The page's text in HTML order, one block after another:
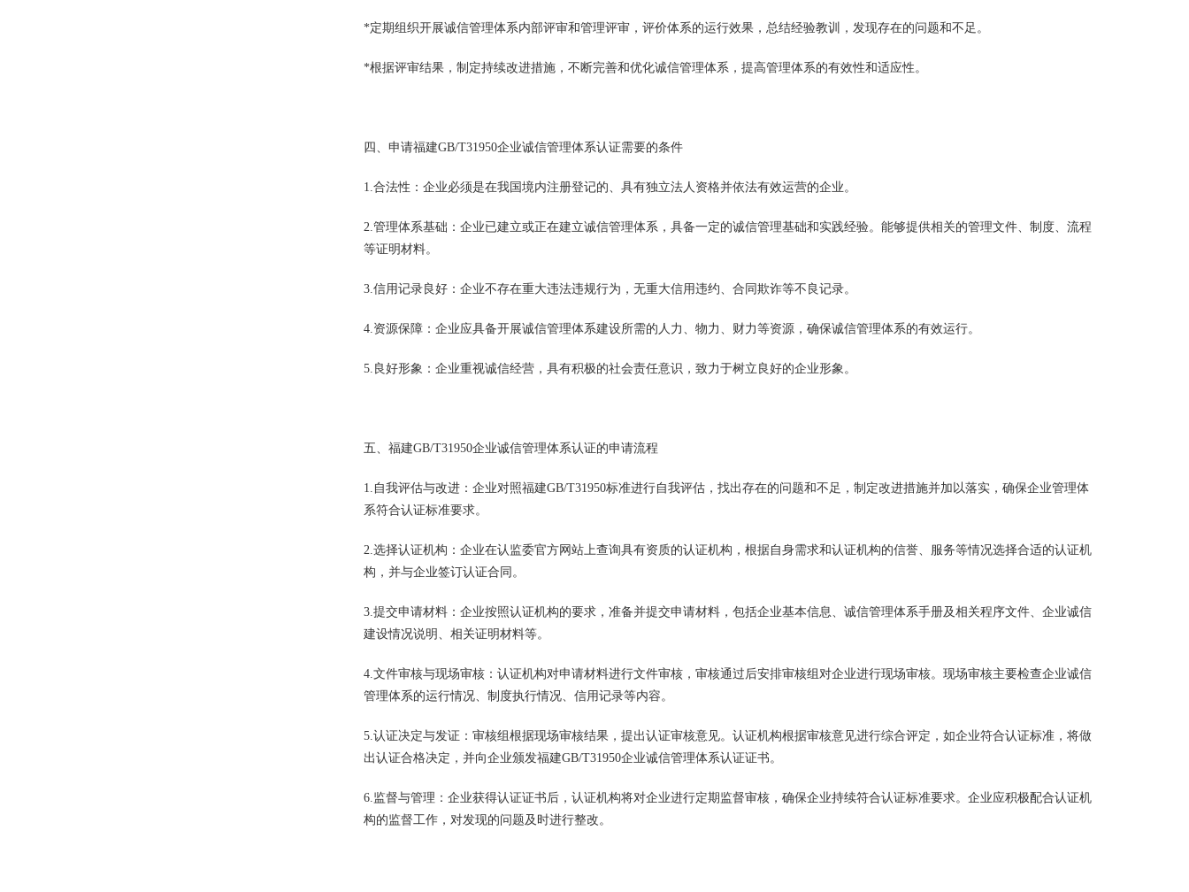
*定期组织开展诚信管理体系内部评审和管理评审，评价体系的运行效果，总结经验教训，发现存在的问题和不足。
*根据评审结果，制定持续改进措施，不断完善和优化诚信管理体系，提高管理体系的有效性和适应性。
四、申请福建GB/T31950企业诚信管理体系认证需要的条件
1.合法性：企业必须是在我国境内注册登记的、具有独立法人资格并依法有效运营的企业。
2.管理体系基础：企业已建立或正在建立诚信管理体系，具备一定的诚信管理基础和实践经验。能够提供相关的管理文件、制度、流程
等证明材料。
3.信用记录良好：企业不存在重大违法违规行为，无重大信用违约、合同欺诈等不良记录。
4.资源保障：企业应具备开展诚信管理体系建设所需的人力、物力、财力等资源，确保诚信管理体系的有效运行。
5.良好形象：企业重视诚信经营，具有积极的社会责任意识，致力于树立良好的企业形象。
五、福建GB/T31950企业诚信管理体系认证的申请流程
1.自我评估与改进：企业对照福建GB/T31950标准进行自我评估，找出存在的问题和不足，制定改进措施并加以落实，确保企业管理体
系符合认证标准要求。
2.选择认证机构：企业在认监委官方网站上查询具有资质的认证机构，根据自身需求和认证机构的信誉、服务等情况选择合适的认证机
构，并与企业签订认证合同。
3.提交申请材料：企业按照认证机构的要求，准备并提交申请材料，包括企业基本信息、诚信管理体系手册及相关程序文件、企业诚信
建设情况说明、相关证明材料等。
4.文件审核与现场审核：认证机构对申请材料进行文件审核，审核通过后安排审核组对企业进行现场审核。现场审核主要检查企业诚信
管理体系的运行情况、制度执行情况、信用记录等内容。
5.认证决定与发证：审核组根据现场审核结果，提出认证审核意见。认证机构根据审核意见进行综合评定，如企业符合认证标准，将做
出认证合格决定，并向企业颁发福建GB/T31950企业诚信管理体系认证证书。
6.监督与管理：企业获得认证证书后，认证机构将对企业进行定期监督审核，确保企业持续符合认证标准要求。企业应积极配合认证机
构的监督工作，对发现的问题及时进行整改。